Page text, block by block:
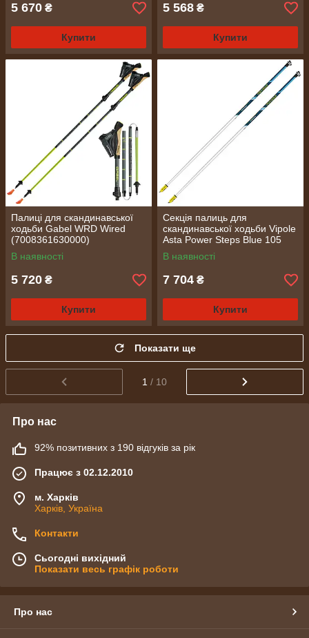
5 670 ₴
Купити
5 568 ₴
Купити
Палиці для скандинавської
ходьби Gabel WRD Wired
(7008361630000)
В наявності
5 720 ₴
Купити
Секція палиць для
скандинавської ходьби Vipole
Asta Power Steps Blue 105
(SW20 01)
В наявності
7 704 ₴
Купити
Показати ще
1 / 10
Про нас
92% позитивних з 190 відгуків за рік
Працює з 02.12.2010
м. Харків
Харків, Україна
Контакти
Сьогодні вихідний
Показати весь графік роботи
Про нас